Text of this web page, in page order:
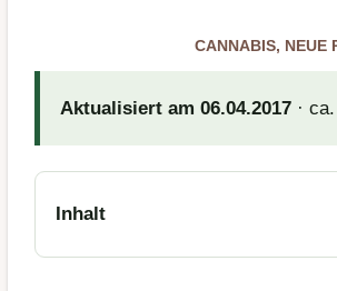
CANNABIS, NEUE
Aktualisiert am 06.04.2017· ca.
Inhalt